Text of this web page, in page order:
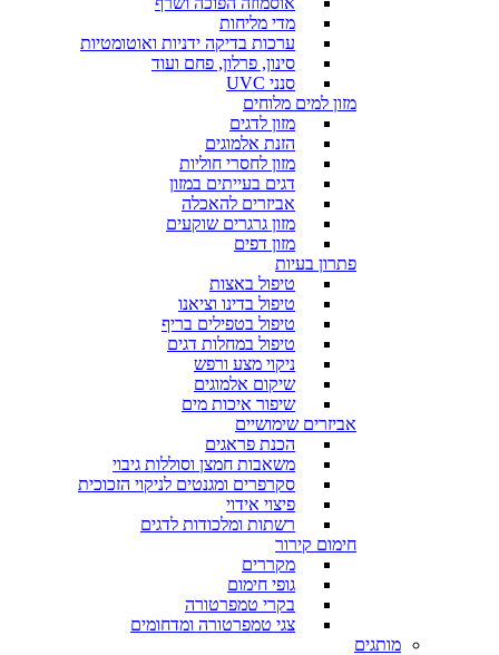
מדי מליחות
ערכות בדיקה ידניות ואוטומטיות
סינון, פרלון, פחם ועוד
סנני UVC
מזון למים מלוחים
מזון לדגים
הזנת אלמוגים
מזון לחסרי חוליות
דגים בעייתים במזון
אביזרים להאכלה
מזון גרגרים שוקעים
מזון דפים
פתרון בעיות
טיפול באצות
טיפול בדינו וציאנו
טיפול בטפילים בריף
טיפול במחלות דגים
ניקוי מצע ורפש
שיקום אלמוגים
שיפור איכות מים
אביזרים שימושיים
הכנת פראגים
משאבות חמצן וסוללות גיבוי
סקרפרים ומגנטים לניקוי הזכוכית
פיצוי אידוי
רשתות ומלכודות לדגים
חימום קירור
מקררים
גופי חימום
בקרי טמפרטורה
צגי טמפרטורה ומדחומים
מותגים